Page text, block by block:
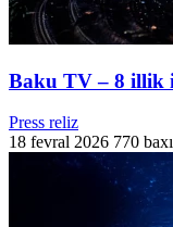
Baku TV – 8 illik
Press reliz
18 fevral 2026 770